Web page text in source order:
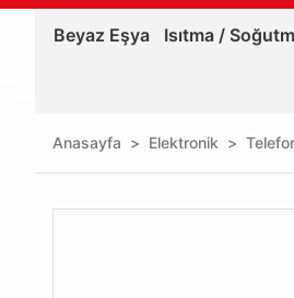
Beyaz Eşya Isıtma /
Anasayfa Elektronik